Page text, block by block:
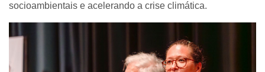
socioambientais e acelerando a crise climática.